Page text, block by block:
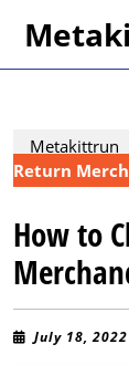
Metakittrun
Return
How to
July 18, 2022